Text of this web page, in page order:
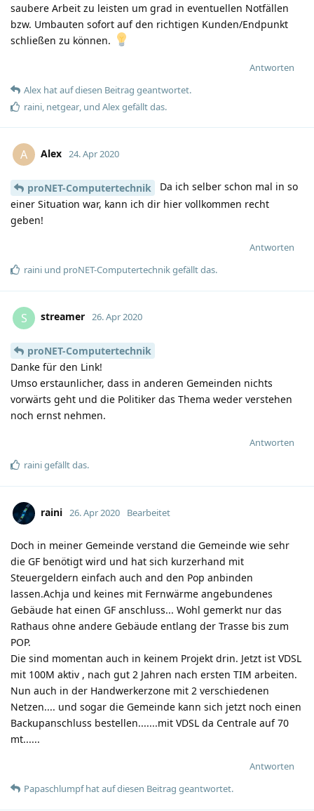
saubere Arbeit zu leisten um grad in eventuellen Notfällen
bzw. Umbauten sofort auf den richtigen Kunden/Endpunkt
schließen zu können.
Antworten
Alex hatauf diesen Beitrag geantwortet.
raini, netgear, und Alexgefällt das.
A Alex 24. Apr 2020
proNET-Computertechnik
Da ich selber schon mal in so
einer Situation war, kann ich dir hier vollkommen recht
geben!
Antworten
raini und proNET-Computertechnikgefällt das.
S streamer 26. Apr 2020
proNET-Computertechnik
Danke für den Link!
Umso erstaunlicher, dass in anderen Gemeinden nichts
vorwärts geht und die Politiker das Thema weder verstehen
noch ernst nehmen.
Antworten
rainigefällt das.
raini 26. Apr 2020 Bearbeitet
Doch in meiner Gemeinde verstand die Gemeinde wie sehr
die GF benötigt wird und hat sich kurzerhand mit
Steuergeldern einfach auch and den Pop anbinden
lassen.Achja und keines mit Fernwärme angebundenes
Gebäude hat einen GF anschluss... Wohl gemerkt nur das
Rathaus ohne andere Gebäude entlang der Trasse bis zum
POP.
Die sind momentan auch in keinem Projekt drin. Jetzt ist VDSL
mit 100M aktiv , nach gut 2 Jahren nach ersten TIM arbeiten.
Nun auch in der Handwerkerzone mit 2 verschiedenen
Netzen.... und sogar die Gemeinde kann sich jetzt noch einen
Backupanschluss bestellen.......mit VDSL da Centrale auf 70
mt......
Antworten
Papaschlumpf hatauf diesen Beitrag geantwortet.